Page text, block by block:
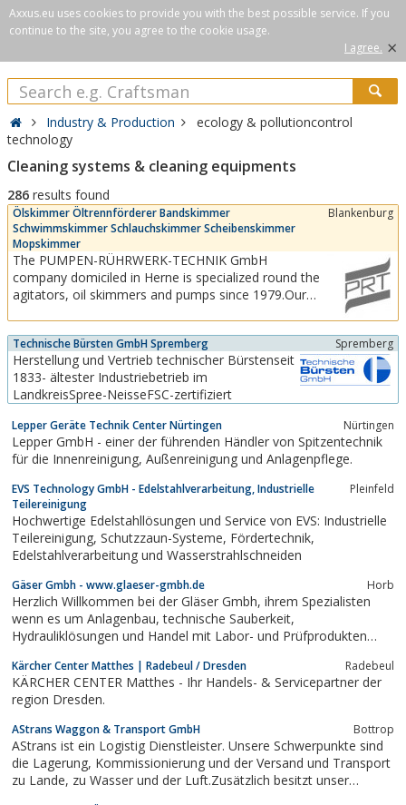
Axxus.eu uses cookies to provide you with the best possible service. If you
continue to the site, you agree to the cookie usage.
I agree. ×
Industry & Production
ecology & pollutioncontrol
technology
Cleaning systems & cleaning equipments
286 results found
Ölskimmer Öltrennförderer Bandskimmer
Schwimmskimmer Schlauchskimmer Scheibenskimmer
Mopskimmer
Blankenburg
The PUMPEN-RÜHRWERK-TECHNIK GmbH
company domiciled in Herne is specialized round the
agitators, oil skimmers and pumps since 1979.Our
and tube skimmers and disc skimmers. Further
different kinds of agitators like: standard...
Technische Bürsten GmbH Spremberg Spremberg
Herstellung und Vertrieb technischer Bürstenseit
1833- ältester Industriebetrieb im
LandkreisSpree-NeisseFSC-zertifiziert
Lepper Geräte Technik Center Nürtingen Nürtingen
Lepper GmbH - einer der führenden Händler von Spitzentechnik
für die Innenreinigung, Außenreinigung und Anlagenpflege.
EVS Technology GmbH - Edelstahlverarbeitung, Industrielle
Teilereinigung
Pleinfeld
Hochwertige Edelstahllösungen und Service von EVS: Industrielle
Teilereinigung, Schutzzaun-Systeme, Fördertechnik,
Edelstahlverarbeitung und Wasserstrahlschneiden
Gäser Gmbh - www.glaeser-gmbh.de Horb
Herzlich Willkommen bei der Gläser Gmbh, ihrem Spezialisten
wenn es um Anlagenbau, technische Sauberkeit,
Hydrauliklösungen und Handel mit Labor- und Prüfprodukten
Kärcher Center Matthes | Radebeul / Dresden Radebeul
KÄRCHER CENTER Matthes - Ihr Handels- & Servicepartner der
region Dresden.
AStrans Waggon & Transport GmbH Bottrop
AStrans ist ein Logistig Dienstleister. Unsere Schwerpunkte sind
die Lagerung, Kommissionierung und der Versand und Transport
zu Lande, zu Wasser und der Luft.Zusätzlich besitzt unser